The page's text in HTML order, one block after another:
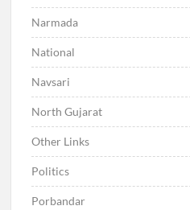
Narmada
National
Navsari
North Gujarat
Other Links
Politics
Porbandar